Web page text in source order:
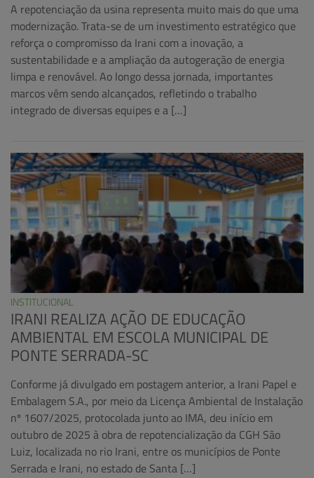
A repotenciação da usina representa muito mais do que uma
modernização. Trata-se de um investimento estratégico que
reforça o compromisso da Irani com a inovação, a
sustentabilidade e a ampliação da autogeração de energia
limpa e renovável. Ao longo dessa jornada, importantes
marcos vêm sendo alcançados, refletindo o trabalho
integrado de diversas equipes e a […]
INSTITUCIONAL
IRANI REALIZA AÇÃO DE EDUCAÇÃO
AMBIENTAL EM ESCOLA MUNICIPAL DE
PONTE SERRADA-SC
Conforme já divulgado em postagem anterior, a Irani Papel e
Embalagem S.A., por meio da Licença Ambiental de Instalação
nº 1607/2025, protocolada junto ao IMA, deu início em
outubro de 2025 à obra de repotencialização da CGH São
Luiz, localizada no rio Irani, entre os municípios de Ponte
Serrada e Irani, no estado de Santa […]